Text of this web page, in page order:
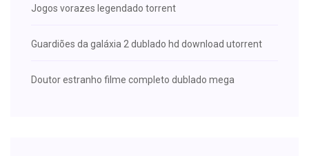
Jogos vorazes legendado torrent
Guardiões da galáxia 2 dublado hd download utorrent
Doutor estranho filme completo dublado mega